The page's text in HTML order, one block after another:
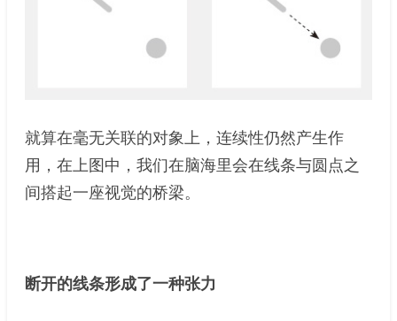
就算在毫无关联的对象上，连续性仍然产生作
用，在上图中，我们在脑海里会在线条与圆点之
间搭起一座视觉的桥梁。
断开的线条形成了一种张力